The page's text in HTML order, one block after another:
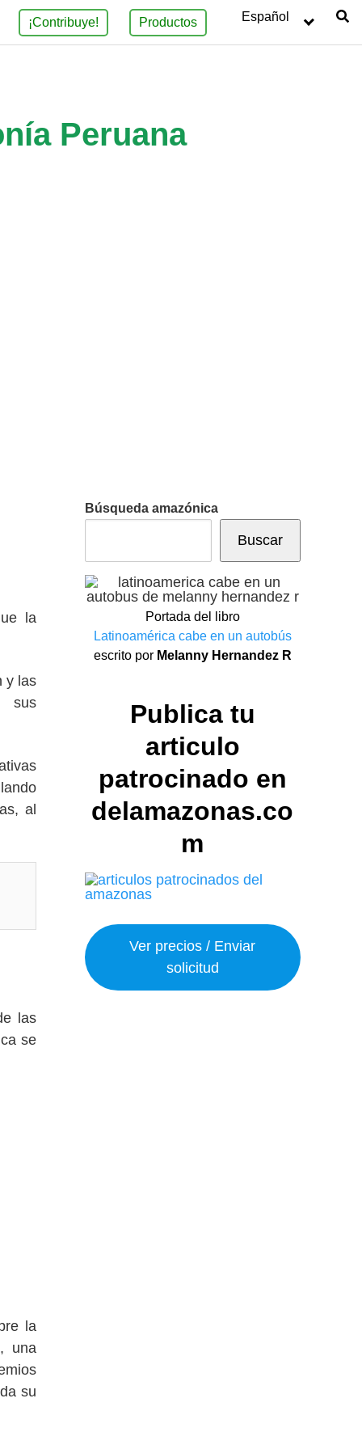
¡Contribuye! Productos Español
Peruana
la
y las
sus
al
las
se
la
una
su
Búsqueda amazónica
Buscar
Portada del libro
Latinoamérica cabe en un autobús
escrito por Melanny Hernandez R
Publica tu
articulo
patrocinado en
delamazonas.co
m
Ver precios / Enviar
solicitud